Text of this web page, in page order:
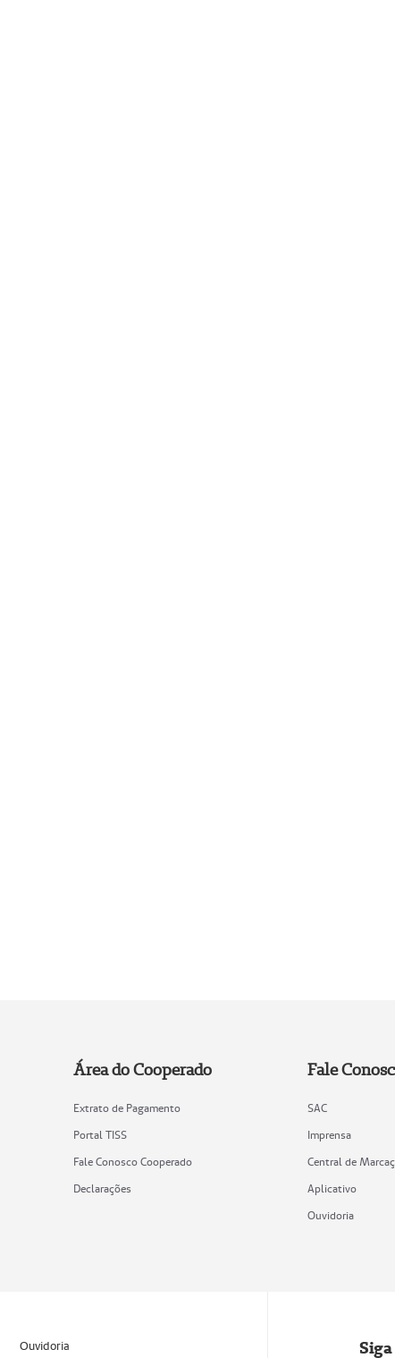
Área do Cooperado
Extrato de Pagamento
Portal TISS
Fale Conosco Cooperado
Declarações
Fale
SAC
Imprensa
Central de
Aplicativo
Ouvidoria
Ouvidoria